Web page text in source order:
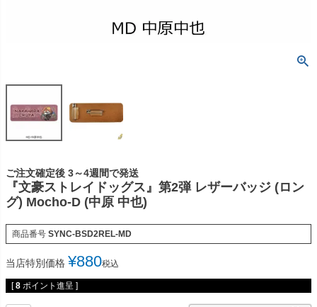
ご注文確定後 3～4週間で発送
『文豪ストレイドッグス』第2弾 レザーバッジ (ロン
グ) Mocho-D (中原 中也)
商品番号 SYNC-BSD2REL-MD
当店特別価格 ¥880税込
[ 8 ポイント進呈 ]